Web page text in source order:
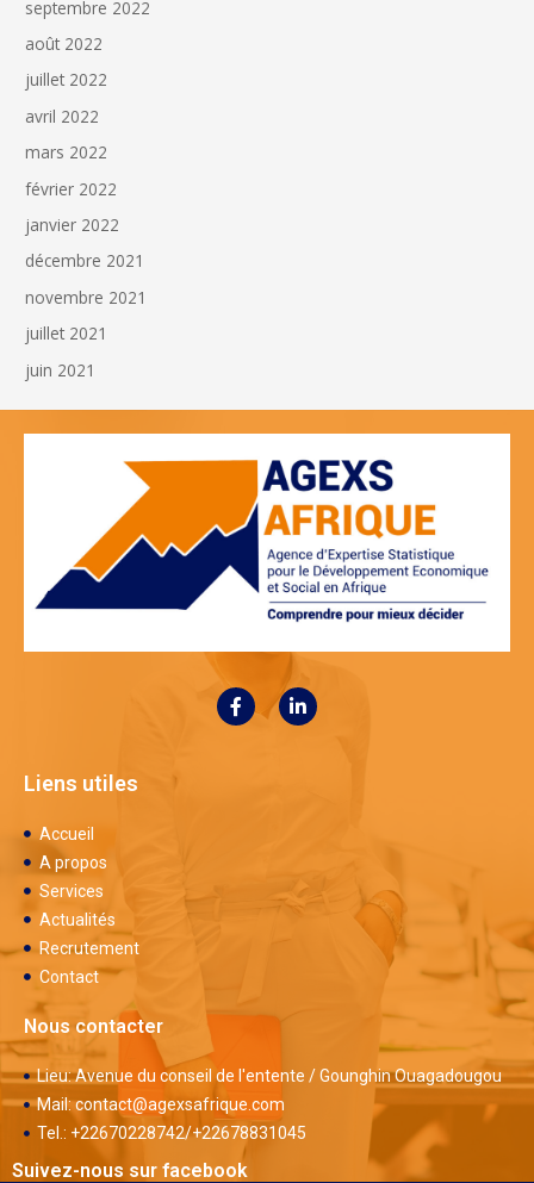
septembre 2022
août 2022
juillet 2022
avril 2022
mars 2022
février 2022
janvier 2022
décembre 2021
novembre 2021
juillet 2021
juin 2021
Liens utiles
Accueil
A propos
Services
Actualités
Recrutement
Contact
Nous contacter
Lieu: Avenue du conseil de l'entente / Gounghin Ouagadougou
Mail: contact@agexsafrique.com
Tel.: +22670228742/+22678831045
Suivez-nous sur facebook